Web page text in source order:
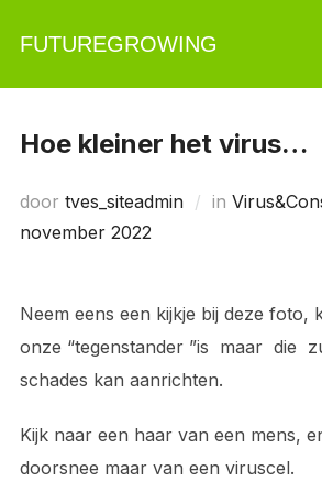
naarFUTUREGROWING
Hoe kleiner het virus…
door tves_siteadmin in
november 2022
Neem eens een kijkje bij deze foto,
onze “tegenstander ”is maar die
schades kan aanrichten.
Kijk naar een haar van een mens,
doorsnee maar van een viruscel.